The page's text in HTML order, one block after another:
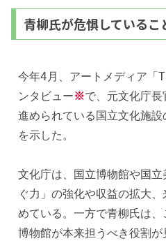
青柳氏が危惧しているこ
今年4月、アートメディア
ンタビュー※で、元文化庁
進められている国立文化施
を示した。
文化庁は、国立博物館や国
ぐ力」の強化や収益の拡大
めている。一方で青柳氏は、
博物館が本来担うべき役割が